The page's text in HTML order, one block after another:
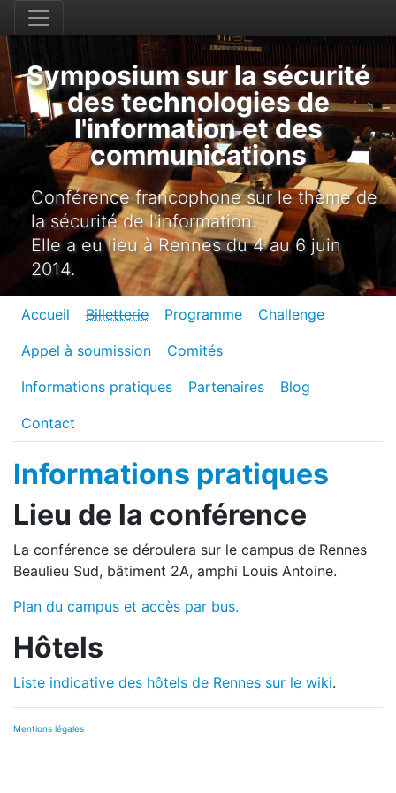
Symposium sur la sécurité
des technologies de
l'information et des
communications
Conférence francophone sur le thème de
la sécurité de l'information.
Elle a eu lieu à Rennes du 4 au 6 juin
2014.
Accueil Billetterie Programme Challenge
Appel à soumission Comités
Informations pratiques Partenaires Blog
Contact
Informations pratiques
Lieu de la conférence
La conférence se déroulera sur le campus de Rennes
Beaulieu Sud, bâtiment 2A, amphi Louis Antoine.
Plan du campus et accès par bus.
Hôtels
Liste indicative des hôtels de Rennes sur le wiki.
Mentions légales